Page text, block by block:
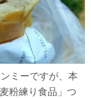
ミーですが、本
粉練り食品」つ